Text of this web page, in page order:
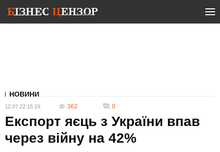
НОВИНИ
12.07.22 15:19 362 0
Експорт яєць з України впав
через війну на 42%